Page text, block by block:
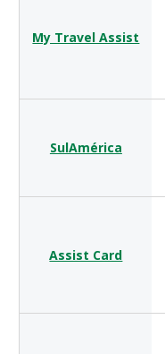
My Travel Assist
SulAmérica
Assist Card